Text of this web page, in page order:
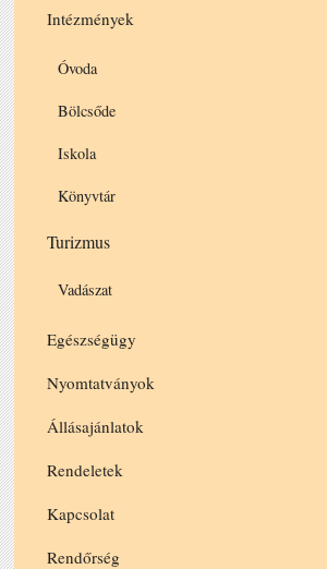
Intézmények
Óvoda
Bölcsőde
Iskola
Könyvtár
Turizmus
Vadászat
Egészségügy
Nyomtatványok
Állásajánlatok
Rendeletek
Kapcsolat
Rendőrség